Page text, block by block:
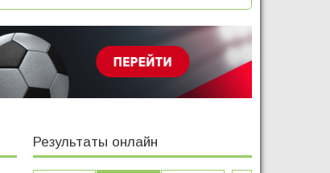
Результаты онлайн